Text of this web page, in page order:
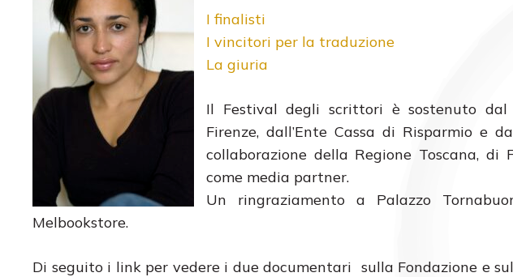
I finalisti
I vincitori per la traduzione
La giuria
Il Festival degli scrittori è sostenuto
Firenze, dall’Ente Cassa di Risparmio e
collaborazione della Regione Toscana, di
come media partner.
Un ringraziamento a Palazzo
Melbookstore.
Di seguito i link per vedere i due documentari sulla Fondazione e